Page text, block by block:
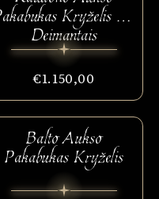
Kryželis Su
Deimantais
€1.150,00
Balto Aukso
Pakabukas Kryželis